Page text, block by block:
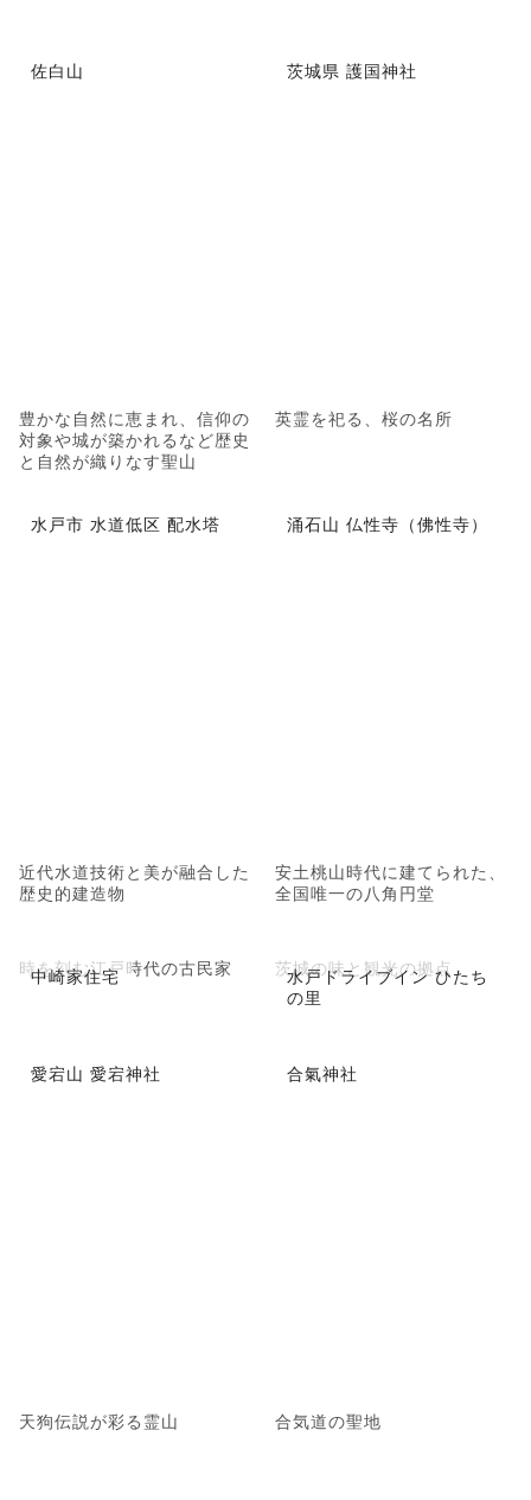
佐白山
豊かな自然に恵まれ、信仰の
対象や城が築かれるなど歴史
と自然が織りなす聖山
茨城県 護国神社
英霊を祀る、桜の名所
水戸市 水道低区 配水塔
近代水道技術と美が融合した
歴史的建造物
涌石山 仏性寺（佛性寺）
安土桃山時代に建てられた、
全国唯一の八角円堂
中崎家住宅
時を刻む江戸時代の古民家
水戸ドライブイン ひたち
の里
茨城の味と観光の拠点
愛宕山 愛宕神社
天狗伝説が彩る霊山
合氣神社
合気道の聖地